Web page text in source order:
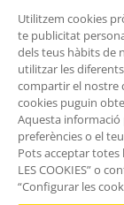
BUTLLETÍ
Vols rebre les
Subscriu-te
Utilitzem cookies
te publicitat
dels teus hàbits de
utilitzar les
compartir el nostre
cookies puguin
Aquesta informació
preferències o el
Pots acceptar totes
LES COOKIES” o
“Configurar les